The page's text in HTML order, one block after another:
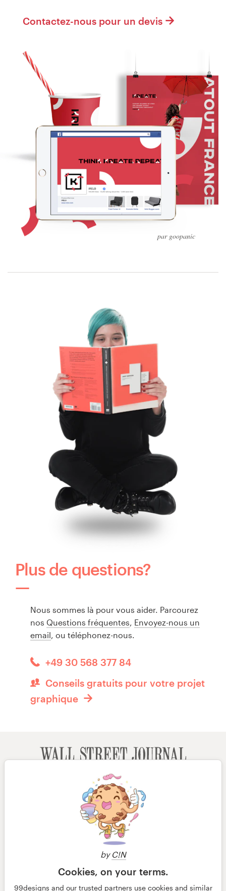
by C!N
Cookies, on your terms.
99designs and our trusted partners use cookies and similar
par goopanic
Contactez-nous pour un devis
Plus de questions?
Nous sommes là pour vous aider. Parcourez
nos Questions fréquentes, Envoyez-nous un
email, ou téléphonez-nous.
+49 30 568 377 84
Conseils gratuits pour votre projet
graphique